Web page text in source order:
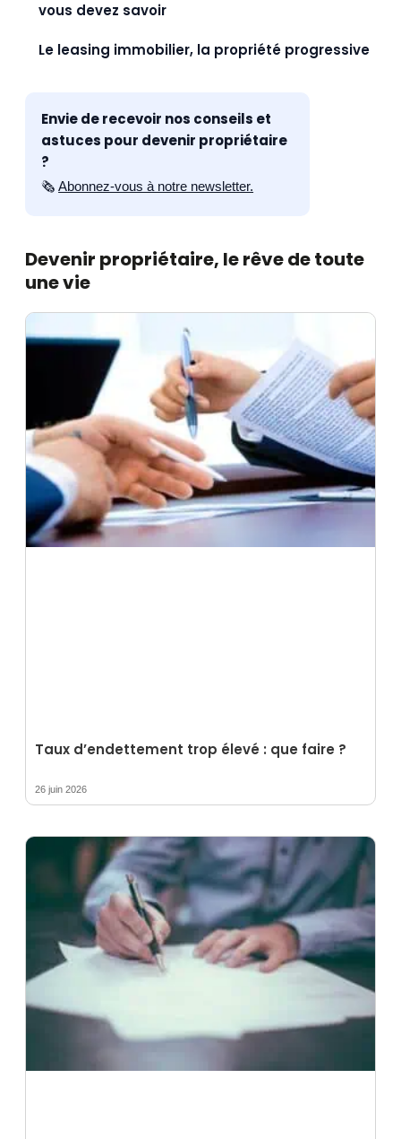
vous devez savoir
Le leasing immobilier, la propriété progressive
Envie de recevoir nos conseils et
astuces pour devenir propriétaire
?
🗞️Abonnez-vous à notre newsletter.
Devenir propriétaire, le rêve de toute
une vie
Taux d’endettement trop élevé : que faire ?
26 juin 2026